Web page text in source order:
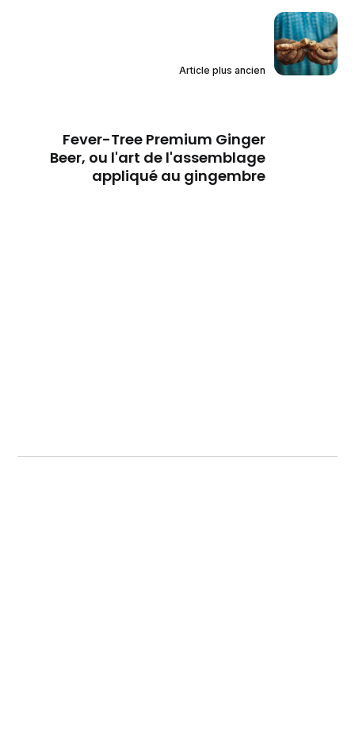
Article plus ancien
Fever-Tree Premium Ginger
Beer, ou l'art de l'assemblage
appliqué au gingembre